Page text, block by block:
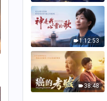
1:12:53
38:48